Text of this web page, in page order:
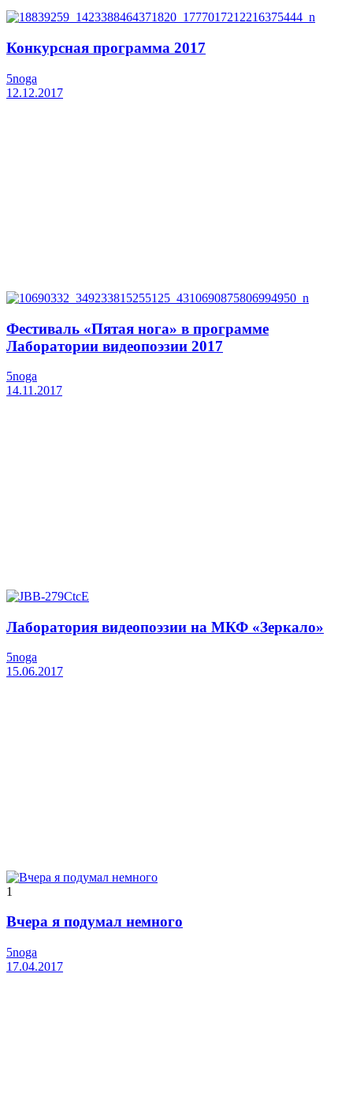
Конкурсная программа 2017
5noga
12.12.2017
Фестиваль «Пятая нога» в программе
Лаборатории видеопоэзии 2017
5noga
14.11.2017
Лаборатория видеопоэзии на МКФ «Зеркало»
5noga
15.06.2017
1
Вчера я подумал немного
5noga
17.04.2017